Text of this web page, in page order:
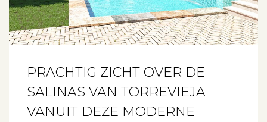
PRACHTIG ZICHT OVER DE
SALINAS VAN TORREVIEJA
VANUIT DEZE MODERNE